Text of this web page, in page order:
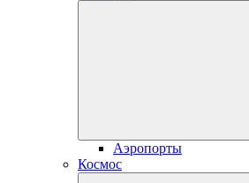
Аэропорты
Космос